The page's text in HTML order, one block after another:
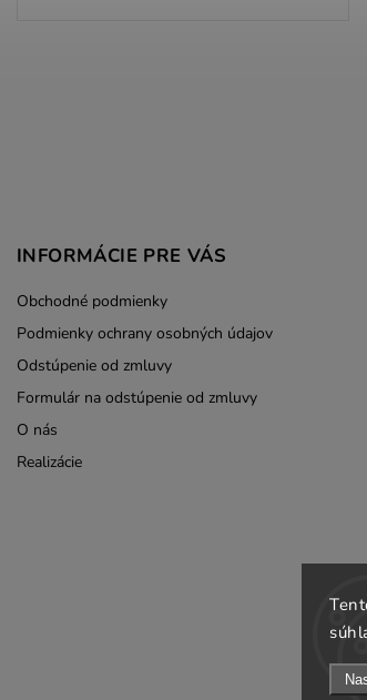
INFORMÁCIE PRE VÁS
Obchodné podmienky
Podmienky ochrany osobných údajov
Odstúpenie od zmluvy
Formulár na odstúpenie od zmluvy
O nás
Realizácie